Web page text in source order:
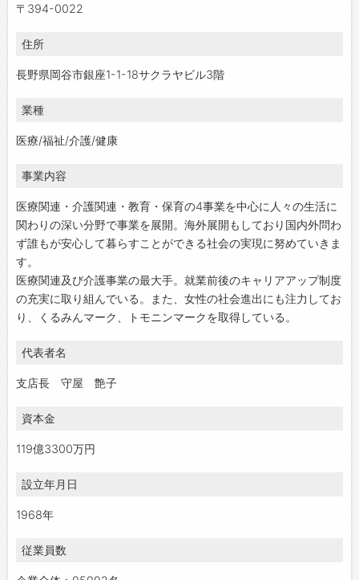
〒394-0022
住所
長野県岡谷市銀座1-1-18サクラヤビル3階
業種
医療/福祉/介護/健康
事業内容
医療関連・介護関連・教育・保育の4事業を中心に人々の生活に
関わりの深い分野で事業を展開。海外展開もしており国内外問わ
ず誰もが安心して暮らすことができる社会の実現に努めていきま
す。
医療関連及び介護事業の最大手。就業前後のキャリアアップ制度
の充実に取り組んでいる。また、女性の社会進出にも注力してお
り、くるみんマーク、トモニンマークを取得している。
代表者名
支店長 守屋 艶子
資本金
119億3300万円
設立年月日
1968年
従業員数